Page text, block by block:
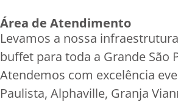
Área de Atendimento
Levamos a nossa
buffet para toda a Grande São
Atendemos com excelência
Paulista, Alphaville, Granja